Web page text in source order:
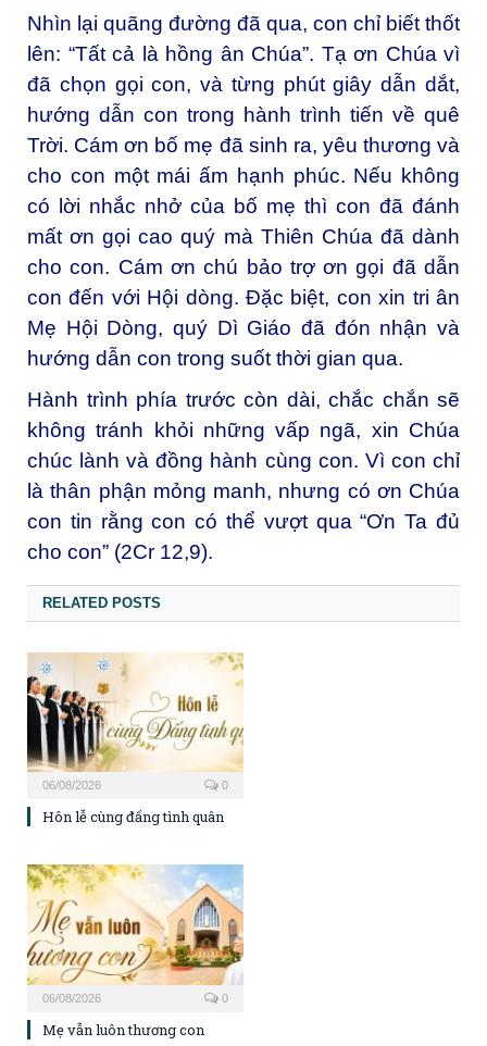
Nhìn lại quãng đường đã qua, con chỉ biết thốt
lên: “Tất cả là hồng ân Chúa”. Tạ ơn Chúa vì
đã chọn gọi con, và từng phút giây dẫn dắt,
hướng dẫn con trong hành trình tiến về quê
Trời. Cám ơn bố mẹ đã sinh ra, yêu thương và
cho con một mái ấm hạnh phúc. Nếu không
có lời nhắc nhở của bố mẹ thì con đã đánh
mất ơn gọi cao quý mà Thiên Chúa đã dành
cho con. Cám ơn chú bảo trợ ơn gọi đã dẫn
con đến với Hội dòng. Đặc biệt, con xin tri ân
Mẹ Hội Dòng, quý Dì Giáo đã đón nhận và
hướng dẫn con trong suốt thời gian qua.
Hành trình phía trước còn dài, chắc chắn sẽ
không tránh khỏi những vấp ngã, xin Chúa
chúc lành và đồng hành cùng con. Vì con chỉ
là thân phận mỏng manh, nhưng có ơn Chúa
con tin rằng con có thể vượt qua “Ơn Ta đủ
cho con” (2Cr 12,9).
RELATED POSTS
06/08/2026 0
Hôn lễ cùng đấng tình quân
06/08/2026 0
Mẹ vẫn luôn thương con